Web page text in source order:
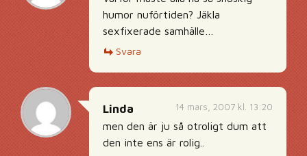
humor nuförtiden? Jäkla
sexfixerade samhälle…
Svara
14 mars, 2007 kl. 13:20
Linda
men den är ju så otroligt dum att
den inte ens är rolig..